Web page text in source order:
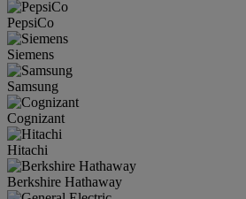
PepsiCo
Siemens
Samsung
Cognizant
Hitachi
Berkshire Hathaway